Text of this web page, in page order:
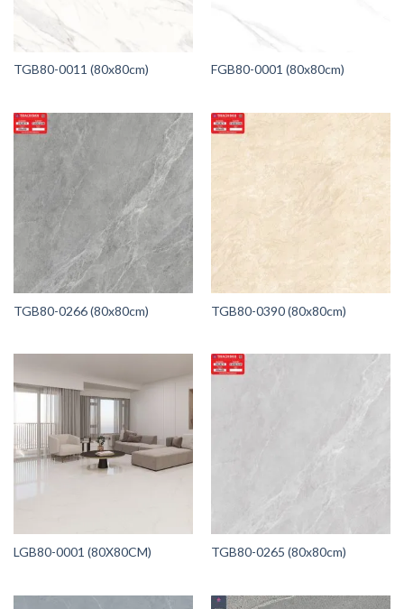
TGB80-0011 (80x80cm) FGB80-0001 (80x80cm)
TGB80-0266 (80x80cm) TGB80-0390 (80x80cm)
LGB80-0001 (80X80CM) TGB80-0265 (80x80cm)